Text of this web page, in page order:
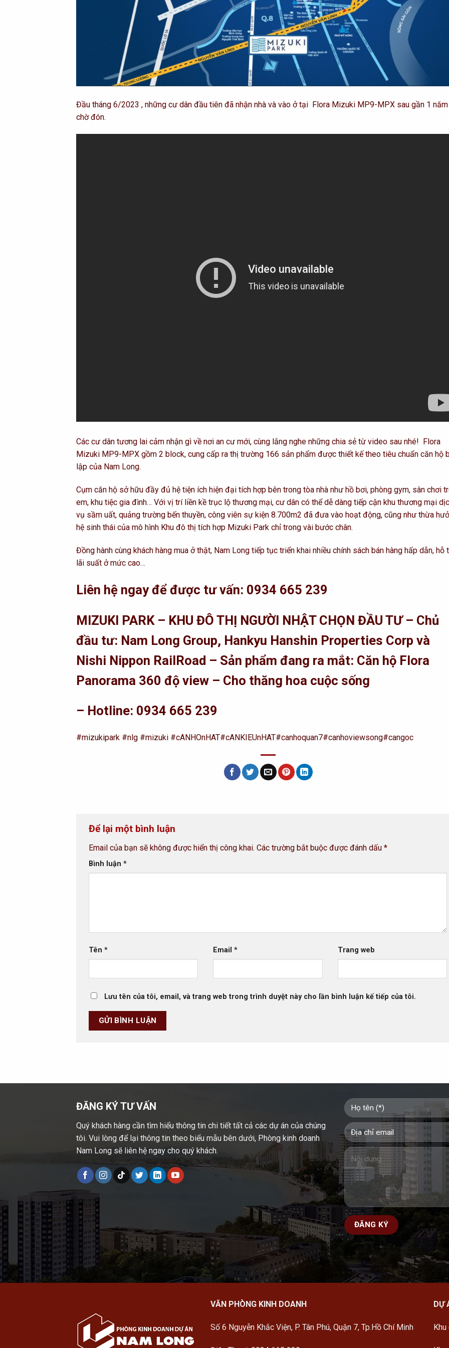
Đầu tháng 6/2023 , những cư dân đầu tiên đã nhận nhà và vào ở tại Flora Mizuki MP9-MPX sau gần 1 năm
chờ đón.
Các cư dân tương lai cảm nhận gì về nơi an cư mới, cùng lắng nghe những chia sẻ từ video sau nhé! Flora
Mizuki MP9-MPX gồm 2 block, cung cấp ra thị trường 166 sản phẩm được thiết kế theo tiêu chuẩn căn hộ
lập của Nam Long.
Cụm căn hộ sở hữu đầy đủ hệ tiện ích hiện đại tích hợp bên trong tòa nhà như hồ bơi, phòng gym, sân chơi
em, khu tiệc gia đình… Với vị trí liền kề trục lộ thương mại, cư dân có thể dễ dàng tiếp cận khu thương mại
vụ sầm uất, quảng trường bến thuyền, công viên sự kiện 8.700m2 đã đưa vào hoạt động, cũng như thừa
hệ sinh thái của mô hình Khu đô thị tích hợp Mizuki Park chỉ trong vài bước chân.
Đồng hành cùng khách hàng mua ở thật, Nam Long tiếp tục triển khai nhiều chính sách bán hàng hấp dẫn, hỗ
lãi suất ở mức cao…
Liên hệ ngay để được tư vấn: 0934 665 239
MIZUKI PARK – KHU ĐÔ THỊ NGƯỜI NHẬT CHỌN ĐẦU TƯ – Chủ
đầu tư: Nam Long Group, Hankyu Hanshin Properties Corp và
Nishi Nippon RailRoad – Sản phẩm đang ra mắt: Căn hộ Flora
Panorama 360 độ view – Cho thăng hoa cuộc sống
– Hotline: 0934 665 239
#mizukipark #nlg #mizuki #cANHOnHAT#cANKIEUnHAT#canhoquan7#canhoviewsong#cangoc
Để lại một bình luận
Email của bạn sẽ không được hiển thị công khai. Các trường bắt buộc được đánh dấu *
Bình luận *
Tên * Email* Trang web
Lưu tên của tôi, email, và trang web trong trình duyệt này cho lần bình luận kế tiếp của tôi.
ĐĂNG KÝ TƯ VẤN
Quý khách hàng cần tìm hiểu thông tin chi tiết tất cả các dự án của chúng
tôi. Vui lòng để lại thông tin theo biểu mẫu bên dưới, Phòng kinh doanh
Nam Long sẽ liên hệ ngay cho quý khách.
VĂN PHÒNG KINH DOANH
Số 6 Nguyễn Khắc Viện, P. Tân Phú, Quận 7, Tp.Hồ Chí Minh
DỰ